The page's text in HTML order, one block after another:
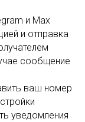
и Max
и отправка
сообщение
ваш номер
уведомления